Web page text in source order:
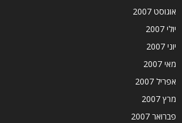
אוגוסט 2007
יולי 2007
יוני 2007
מאי 2007
אפריל 2007
מרץ 2007
פברואר 2007